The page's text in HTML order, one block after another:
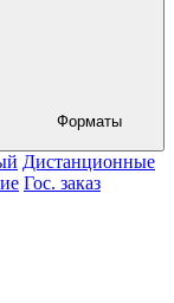
Дистанционные
Гос. заказ